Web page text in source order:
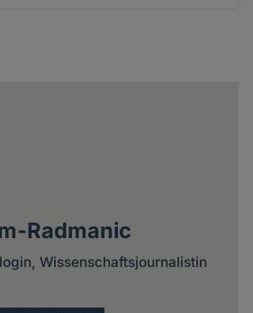
Radmanic
Wissenschaftsjournalistin